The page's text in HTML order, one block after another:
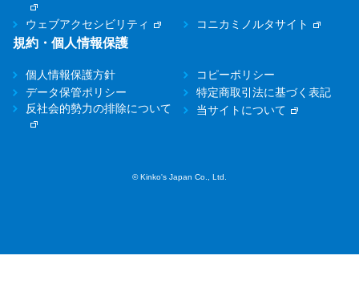
ウェブアクセシビリティ コニカミノルタサイト
規約・個人情報保護
個人情報保護方針
コピーポリシー
データ保管ポリシー
特定商取引法に基づく表記
反社会的勢力の排除について
当サイトについて
© Kinko's Japan Co., Ltd.